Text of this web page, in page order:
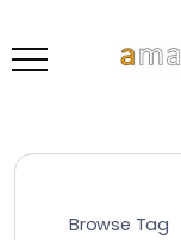
Browse Tag